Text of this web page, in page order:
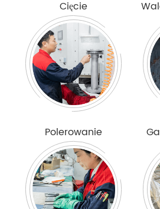
Cięcie
Polerowanie